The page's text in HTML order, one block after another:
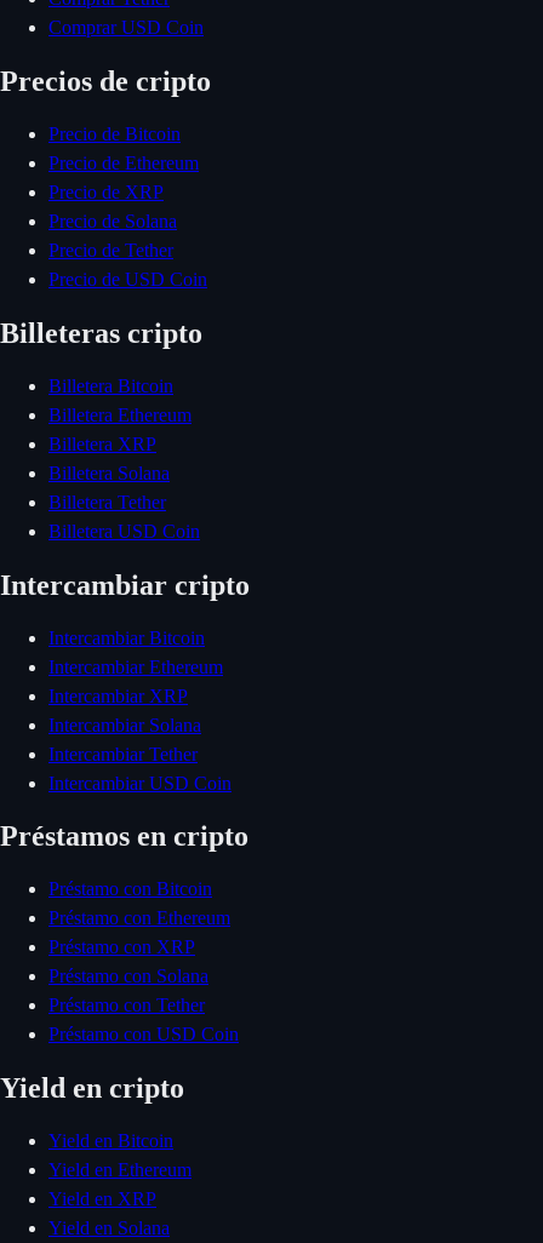
Comprar USD Coin
Precios de cripto
Precio de Bitcoin
Precio de Ethereum
Precio de XRP
Precio de Solana
Precio de Tether
Precio de USD Coin
Billeteras cripto
Billetera Bitcoin
Billetera Ethereum
Billetera XRP
Billetera Solana
Billetera Tether
Billetera USD Coin
Intercambiar cripto
Intercambiar Bitcoin
Intercambiar Ethereum
Intercambiar XRP
Intercambiar Solana
Intercambiar Tether
Intercambiar USD Coin
Préstamos en cripto
Préstamo con Bitcoin
Préstamo con Ethereum
Préstamo con XRP
Préstamo con Solana
Préstamo con Tether
Préstamo con USD Coin
Yield en cripto
Yield en Bitcoin
Yield en Ethereum
Yield en XRP
Yield en Solana